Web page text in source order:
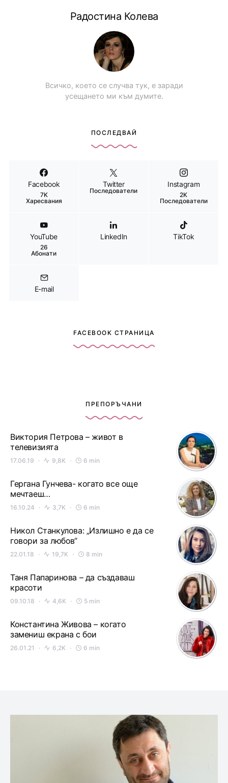
Радостина Колева
Всичко, което се случва тук, е заради
усещането ми към думите.
ПОСЛЕДВАЙ
Facebook
7K
Харесвания
Twitter
Последователи
Instagram
2K
Последователи
YouTube
26
Абонати
LinkedIn TikTok
E-mail
FACEBOOK СТРАНИЦА
ПРЕПОРЪЧАНИ
Виктория Петрова – живот в
телевизията
17.06.19 9,8K 6 min
Гергана Гунчева- когато все още
мечтаеш…
16.10.24 3,7K 6 min
Никол Станкулова: „Излишно е да се
говори за любов“
22.01.18 19,7K 8 min
Таня Папаринова – да създаваш
красоти
09.10.18 4,6K 5 min
Константина Живова – когато
замениш екрана с бои
26.01.21 6,2K 6 min